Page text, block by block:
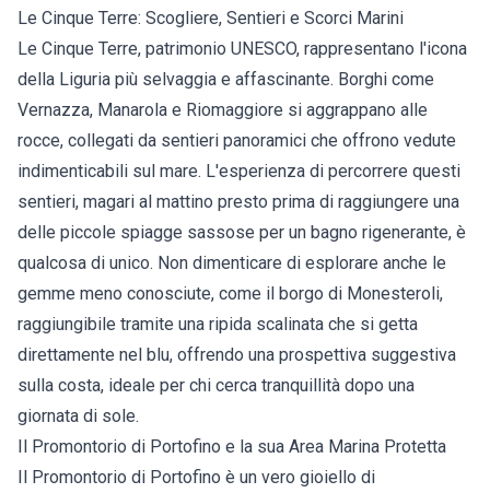
Le Cinque Terre: Scogliere, Sentieri e Scorci Marini
Le Cinque Terre, patrimonio UNESCO, rappresentano l'icona
della Liguria più selvaggia e affascinante. Borghi come
Vernazza, Manarola e Riomaggiore si aggrappano alle
rocce, collegati da sentieri panoramici che offrono vedute
indimenticabili sul mare. L'esperienza di percorrere questi
sentieri, magari al mattino presto prima di raggiungere una
delle piccole spiagge sassose per un bagno rigenerante, è
qualcosa di unico. Non dimenticare di esplorare anche le
gemme meno conosciute, come il borgo di Monesteroli,
raggiungibile tramite una ripida scalinata che si getta
direttamente nel blu, offrendo una prospettiva suggestiva
sulla costa, ideale per chi cerca tranquillità dopo una
giornata di sole.
Il Promontorio di Portofino e la sua Area Marina Protetta
Il Promontorio di Portofino è un vero gioiello di